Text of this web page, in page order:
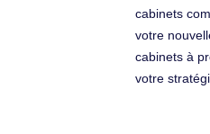
cabinets
votre
cabinets à
votre